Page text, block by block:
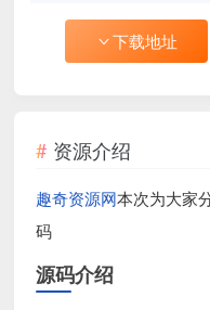
下载地址
资源介绍
趣奇资源网本次为大家
码
源码介绍